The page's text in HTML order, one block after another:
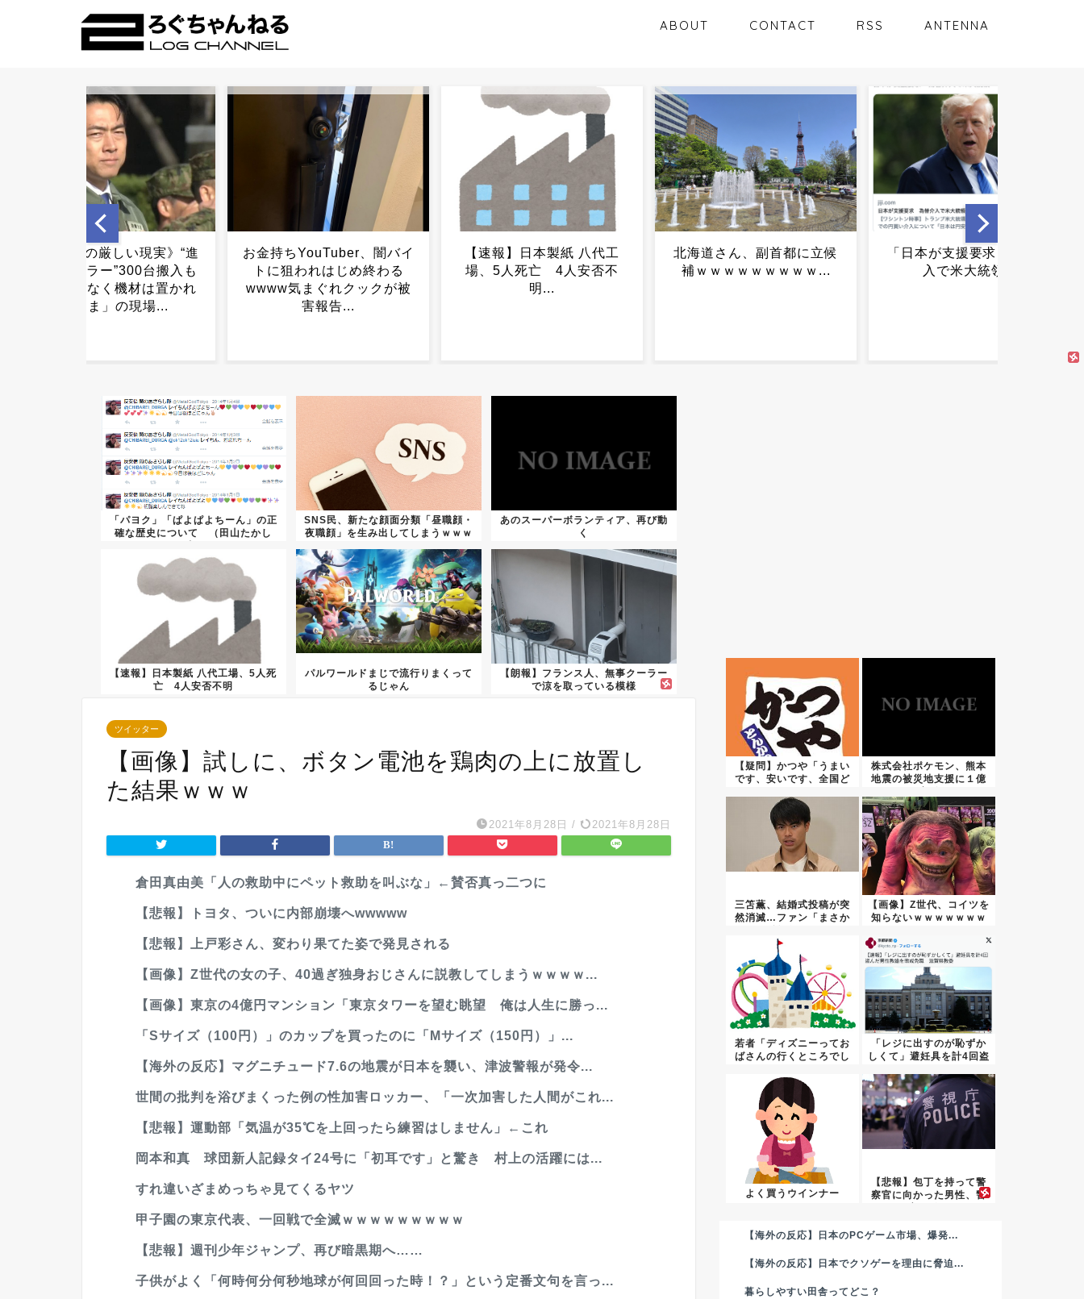
ABOUT CONTACT RSS ANTENNA
【速報】日本製紙 八代工
場、5人死亡 4人安否不
明...
北海道さん、副首都に立候
補ｗｗｗｗｗｗｗｗｗ...
「日本が支援要求」為替介
入で米大統領...
【夏の悲劇】父親、溺れた
息子を救おうとしてﾀﾋ亡 →
お金持ちYouTuber、闇バイ
トに狙われはじめ終わる
wwww気まぐれクックが被
害報告...
「パヨク」「ぱよぱよちーん」の正
確な歴史について （田山たかし
SNS民、新たな顔面分類「昼職顔・
夜職顔」を生み出してしまうｗｗｗ
あのスーパーボランティア、再び動
く
【速報】日本製紙 八代工場、5人死
亡 4人安否不明
パルワールドまじで流行りまくって
るじゃん
【朗報】フランス人、無事クーラー
で涼を取っている模様
ツイッター
【画像】試しに、ボタン電池を鶏肉の上に放置し
た結果ｗｗｗ
2021年8月28日 / 2021年8月28日
倉田真由美「人の救助中にペット救助を叫ぶな」←賛否真っ二つに
【悲報】トヨタ、ついに内部崩壊へwwwww
【悲報】上戸彩さん、変わり果てた姿で発見される
【画像】Z世代の女の子、40過ぎ独身おじさんに説教してしまうｗｗｗｗ...
【画像】東京の4億円マンション「東京タワーを望む眺望 俺は人生に勝っ...
「Sサイズ（100円）」のカップを買ったのに「Mサイズ（150円）」...
【海外の反応】マグニチュード7.6の地震が日本を襲い、津波警報が発令...
世間の批判を浴びまくった例の性加害ロッカー、「一次加害した人間がこれ...
【悲報】運動部「気温が35℃を上回ったら練習はしません」←これ
岡本和真 球団新人記録タイ24号に「初耳です」と驚き 村上の活躍には...
すれ違いざまめっちゃ見てくるヤツ
甲子園の東京代表、一回戦で全滅ｗｗｗｗｗｗｗｗｗ
【悲報】週刊少年ジャンプ、再び暗黒期へ……
子供がよく「何時何分何秒地球が何回回った時！？」という定番文句を言っ...
【疑問】かつや「うまい
です、安いです、全国ど
株式会社ポケモン、熊本
地震の被災地支援に１億
三笘薫、結婚式投稿が突
然消滅…ファン「まさか
【画像】Z世代、コイツを
知らないｗｗｗｗｗｗｗ
若者「ディズニーってお
ばさんの行くところでし
「レジに出すのが恥ずか
しくて」避妊具を計4回盗
よく買うウインナー
【悲報】包丁を持って警
察官に向かった男性、警
【海外の反応】日本のPCゲーム市場、爆発...
【海外の反応】日本でクソゲーを理由に脅迫...
暮らしやすい田舎ってどこ？